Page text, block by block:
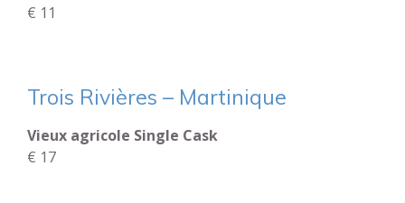
€ 11
Trois Rivières – Martinique
Vieux agricole Single Cask
€ 17